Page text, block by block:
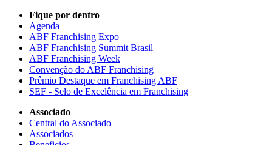
Fique por dentro
Agenda
ABF Franchising Expo
ABF Franchising Summit Brasil
ABF Franchising Week
Convenção do ABF Franchising
Prêmio Destaque em Franchising ABF
SEF - Selo de Excelência em Franchising
Associado
Central do Associado
Associados